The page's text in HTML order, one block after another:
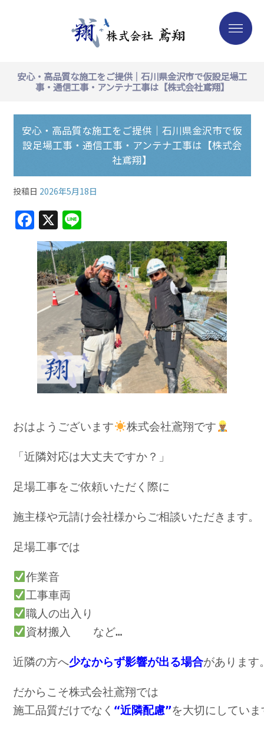
安心・高品質な施工をご提供｜石川県金沢市で仮設足場工
事・通信工事・アンテナ工事は【株式会社鳶翔】
安心・高品質な施工をご提供｜石川県金沢市で仮
設足場工事・通信工事・アンテナ工事は【株式会
社鳶翔】
投稿日 2026年5月18日
F
a
c
e
b
o
o
k
X
n
e
おはようございます 株式会社鳶翔です
「近隣対応は大丈夫ですか？」
足場工事をご依頼いただく際に
施主様や元請け会社様からご相談いただきます。
足場工事では
作業音
工事車両
職人の出入り
資材搬入　　など…
近隣の方へ少なからず影響が出る場合があります
だからこそ株式会社鳶翔では
施工品質だけでなく “近隣配慮”を大切にしていま